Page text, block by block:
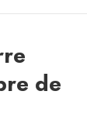
de